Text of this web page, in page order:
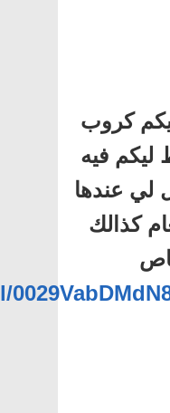
كروب
فيه
لي عندها
كذالك